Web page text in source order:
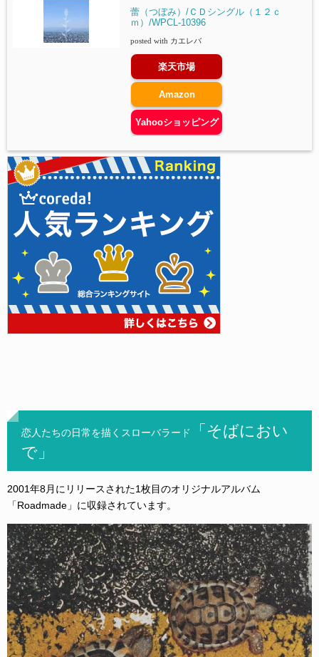
蕾（つぼみ）/ＣＤシングル（１２ｃ
ｍ）/WPCL-10396
posted with カエレバ
楽天市場
Amazon
Yahooショッピング
恋人たちの日常を描くスローバラード
「そばにおい
で」
2001年8月にリリースされた1枚目のオリジナルアルバム
「Roadmade」に収録されています。